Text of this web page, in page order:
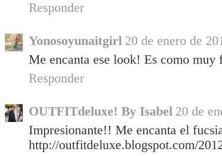
Responder
Yonosoyunaitgirl 20 de enero de
Me encanta ese look! Es como muy
Responder
OUTFITdeluxe! By Isabel 20 de
Impresionante!! Me encanta el
http://outfitdeluxe.blogspot.com/